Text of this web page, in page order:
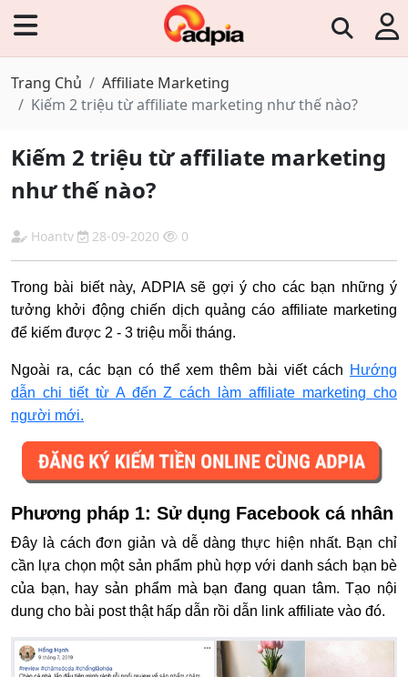
Trang Chủ
Affiliate Marketing
Kiếm 2 triệu từ affiliate marketing như thế nào?
Kiếm 2 triệu từ affiliate marketing
như thế nào?
Hoantv 28-09-2020 0
Trong bài biết này, ADPIA sẽ gợi ý cho các bạn những ý
tưởng khởi động chiến dịch quảng cáo affiliate marketing
để kiếm được 2 - 3 triệu mỗi tháng.
Ngoài ra, các bạn có thể xem thêm bài viết cách Hướng
dẫn chi tiết từ A đến Z cách làm affiliate marketing cho
người mới.
Phương pháp 1: Sử dụng Facebook cá nhân
Đây là cách đơn giản và dễ dàng thực hiện nhất. Bạn chỉ
cần lựa chọn một sản phẩm phù hợp với danh sách bạn bè
của bạn, hay sản phẩm mà bạn đang quan tâm. Tạo nội
dung cho bài post thật hấp dẫn rồi dẫn link affiliate vào đó.